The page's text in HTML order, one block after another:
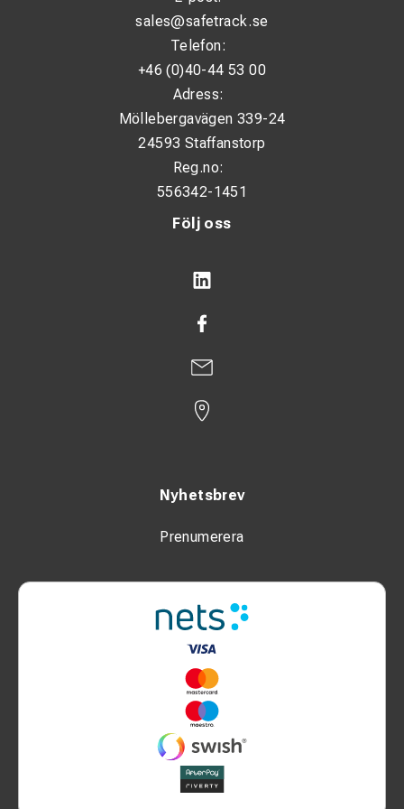
Uttag: 230 V / 400 V (beroende på utförande)
Användningsområden
Service- och assistansfordon
Järnvägs- och infrastrukturprojekt
Följ oss
Nyhetsbrev
Prenumerera
sales@safetrack.se
Telefon:
+46 (0)40-44 53 00
Adress:
Möllebergavägen 339-24
24593 Staffanstorp
Reg.no:
556342-1451